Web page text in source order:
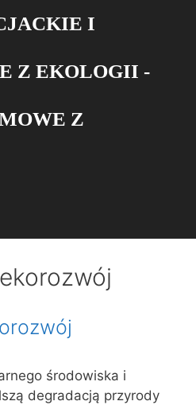
I
Z EKOLOGII -
Z
środowiska i
degradacją przyrody